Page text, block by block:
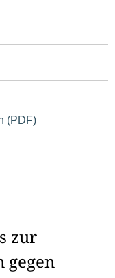
(PDF)
zur
gegen